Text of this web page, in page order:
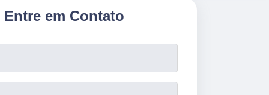
Entre em Contato